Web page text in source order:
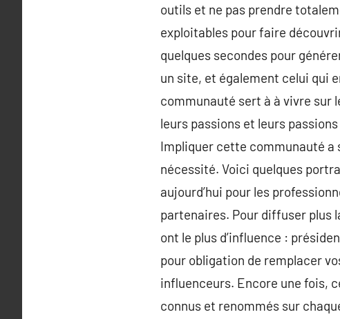
outils et ne pas prendre
exploitables pour faire
quelques secondes pour
un site, et également celui qui
communauté sert à à vivre sur
leurs passions et leurs
Impliquer cette communauté a
nécessité. Voici quelques
aujourd’hui pour les
partenaires. Pour diffuser plus
ont le plus d’influence :
pour obligation de remplacer
influenceurs. Encore une fois,
connus et renommés sur